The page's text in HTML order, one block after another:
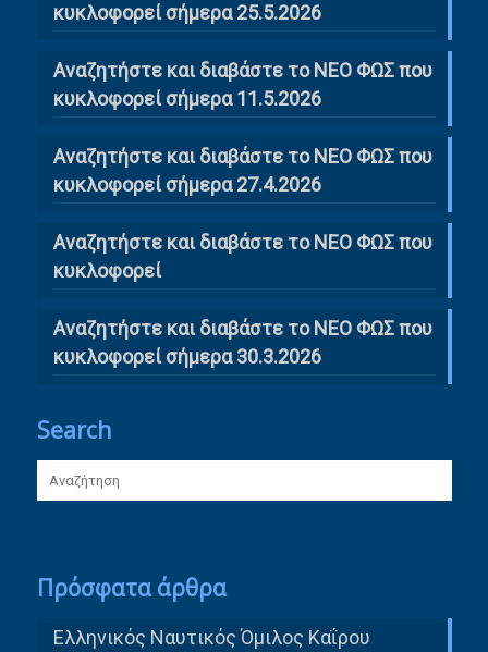
κυκλοφορεί σήμερα 25.5.2026
Αναζητήστε και διαβάστε το ΝΕΟ ΦΩΣ που
κυκλοφορεί σήμερα 11.5.2026
Αναζητήστε και διαβάστε το ΝΕΟ ΦΩΣ που
κυκλοφορεί σήμερα 27.4.2026
Αναζητήστε και διαβάστε το ΝΕΟ ΦΩΣ που
κυκλοφορεί
Αναζητήστε και διαβάστε το ΝΕΟ ΦΩΣ που
κυκλοφορεί σήμερα 30.3.2026
Search
Πρόσφατα άρθρα
Ελληνικός Ναυτικός Όμιλος Καΐρου